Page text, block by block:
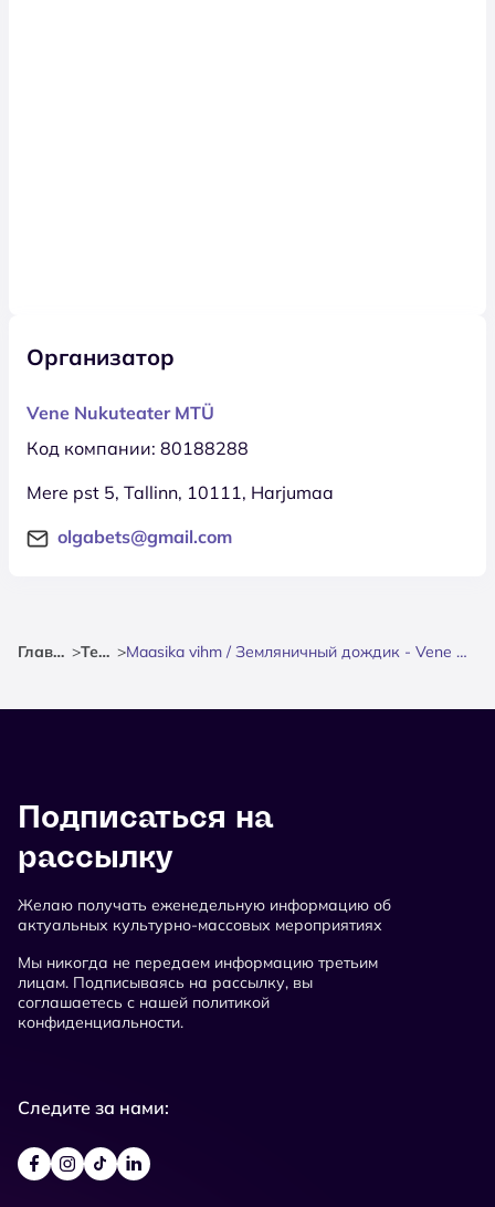
Организатор
Vene Nukuteater MTÜ
Код компании: 80188288
Mere pst 5, Tallinn, 10111, Harjumaa
olgabets@gmail.com
Главная > Театр > Maasika vihm / Земляничный дождик - Vene Nukuteater
Подписаться на
рассылку
Желаю получать еженедельную информацию об
актуальных культурно-массовых мероприятиях
Мы никогда не передаем информацию третьим
лицам. Подписываясь на рассылку, вы
соглашаетесь с нашей политикой
конфиденциальности.
Следите за нами: